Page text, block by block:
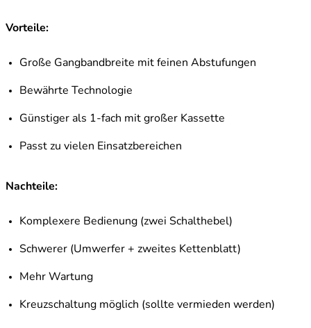
Vorteile:
Große Gangbandbreite mit feinen Abstufungen
Bewährte Technologie
Günstiger als 1-fach mit großer Kassette
Passt zu vielen Einsatzbereichen
Nachteile:
Komplexere Bedienung (zwei Schalthebel)
Schwerer (Umwerfer + zweites Kettenblatt)
Mehr Wartung
Kreuzschaltung möglich (sollte vermieden werden)